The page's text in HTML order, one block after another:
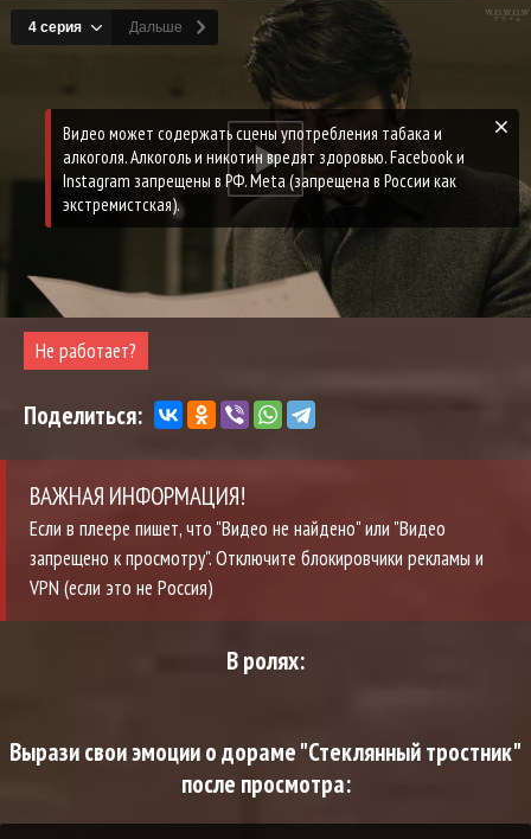
Видео может содержать сцены употребления табака и
алкоголя. Алкоголь и никотин вредят здоровью. Facebook и
Instagram запрещены в РФ. Meta (запрещена в России как
экстремистская).
Не работает?
Поделиться:
ВАЖНАЯ ИНФОРМАЦИЯ!
Если в плеере пишет, что "Видео не найдено" или "Видео
запрещено к просмотру". Отключите блокировчики рекламы и
VPN (если это не Россия)
В ролях:
Вырази свои эмоции о дораме "Стеклянный тростник"
после просмотра: